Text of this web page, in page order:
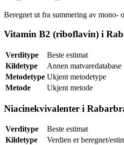
Beregnet ut fra summering av mono-
Vitamin B2 (riboflavin) i
Verditype
Beste estimat
Kildetype
Annen matvaredatabase
Metodetype Ukjent metodetype
Metode
Ukjent metode
Niacinekvivalenter i
Verditype
Beste estimat
Kildetype
Verdien er beregnet/